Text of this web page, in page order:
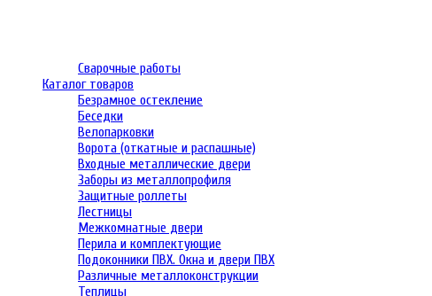
Сварочные работы
Каталог товаров
Безрамное остекление
Беседки
Велопарковки
Ворота (откатные и распашные)
Входные металлические двери
Заборы из металлопрофиля
Защитные роллеты
Лестницы
Межкомнатные двери
Перила и комплектующие
Подоконники ПВХ. Окна и двери ПВХ
Различные металлоконструкции
Теплицы